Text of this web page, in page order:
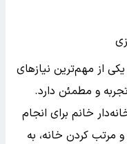
از مهم‌ترین نیازهای
و مطمئن دارد.
خانم برای انجام
مرتب کردن خانه، به